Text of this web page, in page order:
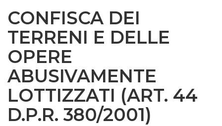
CONFISCA DEI
TERRENI E DELLE
OPERE
ABUSIVAMENTE
LOTTIZZATI (ART. 44
D.P.R. 380/2001)